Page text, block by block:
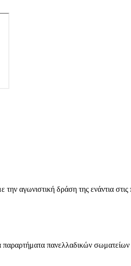
αγωνιστική δράση της ενάντια στις
παραρτήματα πανελλαδικών